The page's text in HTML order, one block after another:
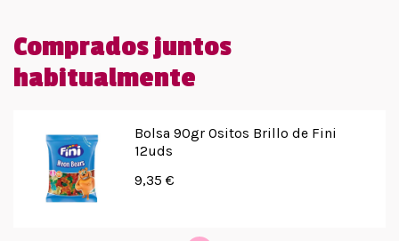
Comprados juntos
habitualmente
Bolsa 90gr Ositos Brillo de Fini
12uds
9,35 €